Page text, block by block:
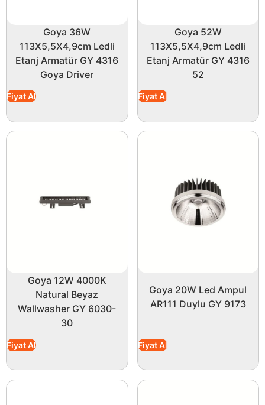
Goya 36W
113X5,5X4,9cm Ledli
Etanj Armatür GY 4316
Goya Driver
Fiyat Al
Goya 52W
113X5,5X4,9cm Ledli
Etanj Armatür GY 4316
52
Fiyat Al
Goya 12W 4000K
Natural Beyaz
Wallwasher GY 6030-
30
Fiyat Al
Goya 20W Led Ampul
AR111 Duylu GY 9173
Fiyat Al